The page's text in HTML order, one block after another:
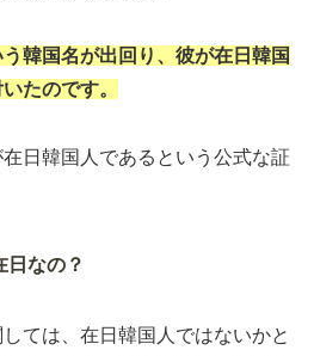
韓国名が出回り、彼が在日韓国
たのです。
日韓国人であるという公式な証
日なの？
ては、在日韓国人ではないかと